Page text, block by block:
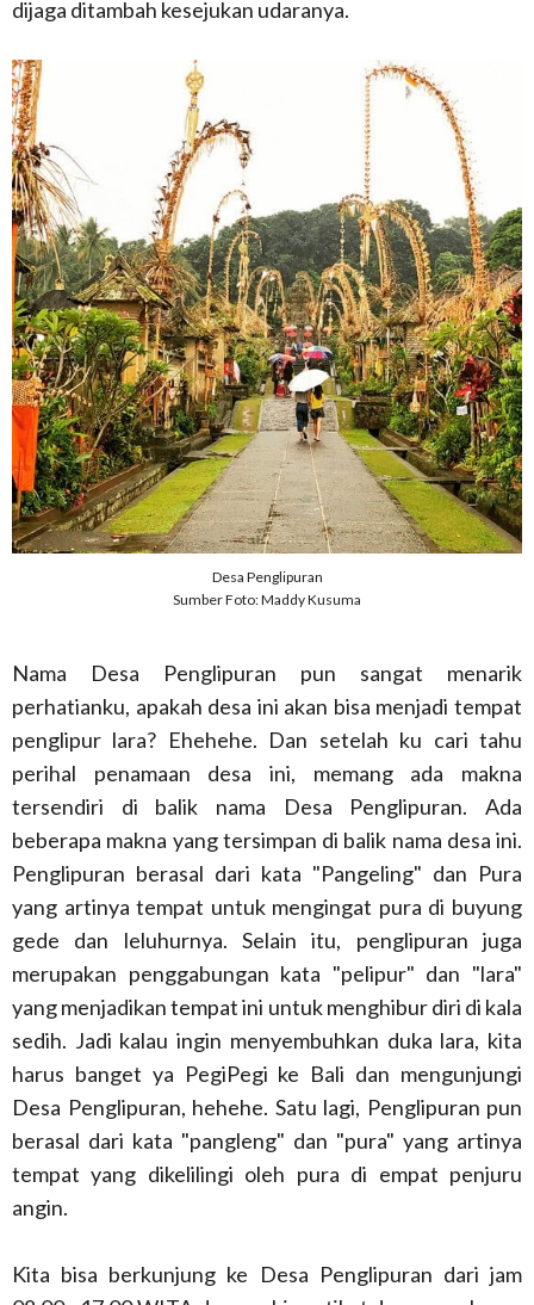
dijaga ditambah kesejukan udaranya.
Desa Penglipuran
Sumber Foto: Maddy Kusuma
Nama Desa Penglipuran pun sangat menarik
perhatianku, apakah desa ini akan bisa menjadi tempat
penglipur lara? Ehehehe. Dan setelah ku cari tahu
perihal penamaan desa ini, memang ada makna
tersendiri di balik nama Desa Penglipuran. Ada
beberapa makna yang tersimpan di balik nama desa ini.
Penglipuran berasal dari kata "Pangeling" dan Pura
yang artinya tempat untuk mengingat pura di buyung
gede dan leluhurnya. Selain itu, penglipuran juga
merupakan penggabungan kata "pelipur" dan "lara"
yang menjadikan tempat ini untuk menghibur diri di kala
sedih. Jadi kalau ingin menyembuhkan duka lara, kita
harus banget ya PegiPegi ke Bali dan mengunjungi
Desa Penglipuran, hehehe. Satu lagi, Penglipuran pun
berasal dari kata "pangleng" dan "pura" yang artinya
tempat yang dikelilingi oleh pura di empat penjuru
angin.
Kita bisa berkunjung ke Desa Penglipuran dari jam